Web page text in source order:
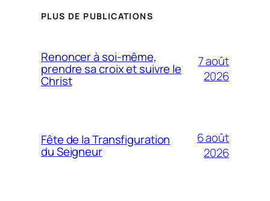
PLUS DE PUBLICATIONS
Renoncer à soi-même,
prendre sa croix et suivre le
Christ
7 août
2026
Fête de la Transfiguration
du Seigneur
6 août
2026